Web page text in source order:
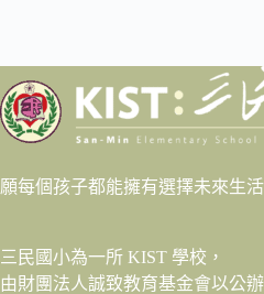
願每個孩子都能擁有選擇未來生
三民國小為一所 KIST 學校，
由財團法人誠致教育基金會以公